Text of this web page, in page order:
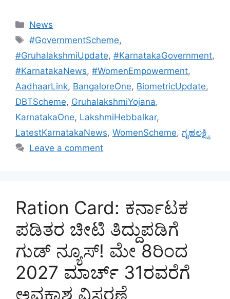
Categories
News
Tags
#GovernmentScheme,
#GruhalakshmiUpdate, #KarnatakaGovernment,
#KarnatakaNews, #WomenEmpowerment,
AadhaarLink, BangaloreOne, BiometricUpdate,
DBTScheme, GruhalakshmiYojana,
KarnatakaOne, LakshmiHebbalkar,
LatestKarnatakaNews, WomenScheme, ಗೃಹಲಕ್ಷ್ಮಿ
Leave a comment
Ration Card: ಕರ್ನಾಟಕ
ಪಡಿತರ ಚೀಟಿ ತಿದ್ದುಪಡಿಗೆ
ಗುಡ್ ನ್ಯೂಸ್! ಮೇ 8ರಿಂದ
2027 ಮಾರ್ಚ್ 31ರವರೆಗೆ
ಅವಕಾಶ ವಿಸ್ತರಣೆ